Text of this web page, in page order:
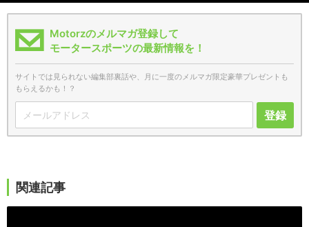
Motorzのメルマガ登録して
モータースポーツの最新情報を！
サイトでは見られない編集部裏話や、月に一度のメルマガ限定豪華プレゼントも
もらえるかも！？
登録
関連記事